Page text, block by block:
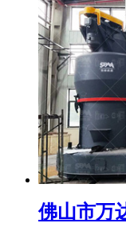
佛山市万